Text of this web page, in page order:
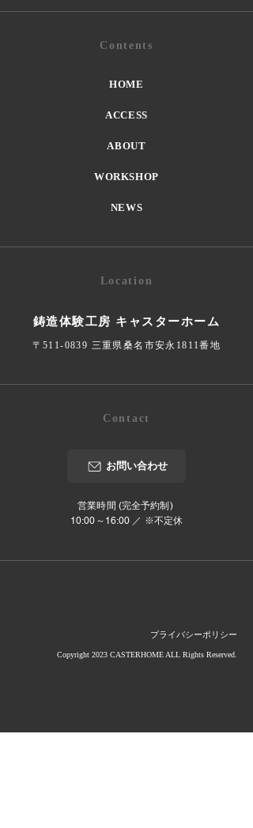
Contents
HOME
ACCESS
ABOUT
WORKSHOP
NEWS
Location
鋳造体験工房 キャスターホーム
〒511-0839 三重県桑名市安永1811番地
Contact
お問い合わせ
営業時間 (完全予約制)
10:00～16:00 ／ ※不定休
プライバシーポリシー
Copyright 2023 CASTERHOME ALL Rights Reserved.